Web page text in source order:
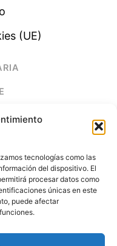
tecnologías como las
del dispositivo. El
procesar datos como
únicas en este
puede afectar
(UE)
261